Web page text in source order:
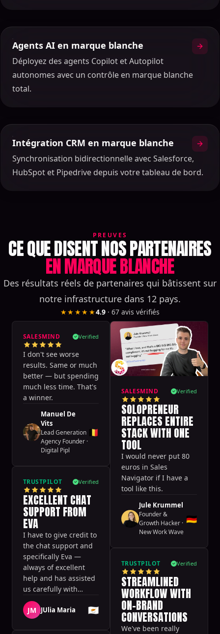
Agents AI en marque blanche
Déployez des agents Copilot et Autopilot
autonomes avec un contrôle en marque blanche
total.
Intégration CRM en marque blanche
Synchronisation bidirectionnelle avec Salesforce,
HubSpot et Pipedrive depuis votre tableau de bord.
PREUVES
CE QUE DISENT NOS PARTENAIRES
EN MARQUE BLANCHE
Des résultats réels de partenaires qui bâtissent sur
notre infrastructure dans 12 pays.
★★★★★4.9 · 67 avis vérifiés
SALESMIND Verified
I don't see worse
results. Same or much
better — but spending
much less time. That's
a winner.
Manuel De
Vits
Lead Generation
Agency Founder ·
Digital Pipl
🇧🇪
TRUSTPILOT Verified
EXCELLENT CHAT
SUPPORT FROM
EVA
I have to give credit to
the chat support and
specifically Eva —
always of excellent
help and has assisted
us carefully with
everything we needed!
JM
JUlia Maria 🇨🇾
SALESMIND Verified
SOLOPRENEUR
REPLACES ENTIRE
STACK WITH ONE
TOOL
I would never put 80
euros in Sales
Navigator if I have a
tool like this.
Jule Krummel
Founder &
Growth Hacker ·
New Work Wave
🇩🇪
TRUSTPILOT Verified
STREAMLINED
WORKFLOW WITH
ON-BRAND
CONVERSATIONS
We've been really